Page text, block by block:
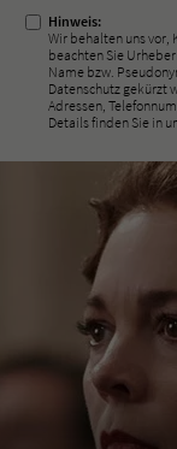
Hinweis:
Wir behalten uns vor,
beachten Sie
Name bzw.
Datenschutz gekürzt
Adressen,
Details finden Sie in